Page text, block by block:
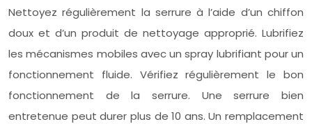
Nettoyez régulièrement la serrure à l’aide d’un chiffon
doux et d’un produit de nettoyage approprié. Lubrifiez
les mécanismes mobiles avec un spray lubrifiant pour un
fonctionnement fluide. Vérifiez régulièrement le bon
fonctionnement de la serrure. Une serrure bien
entretenue peut durer plus de 10 ans. Un remplacement